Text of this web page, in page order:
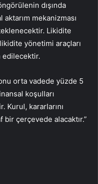
dışında
mekanizması
Likidite
yönetimi araçları
edilecektir.
orta vadede yüzde 5
koşulları
Kurul, kararlarını
çerçevede alacaktır.”